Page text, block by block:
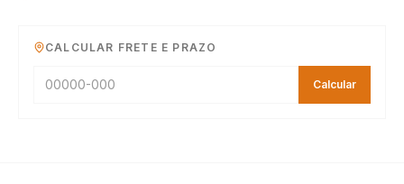
CALCULAR FRETE E PRAZO
Calcular